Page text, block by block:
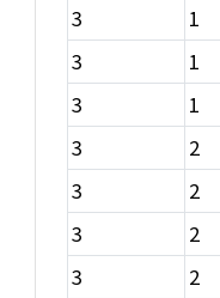
3
1
3
1
3
1
3
2
3
2
3
2
3
2